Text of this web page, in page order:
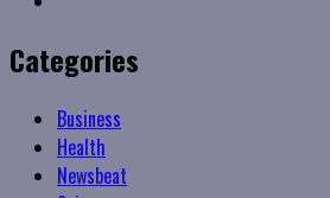
Categories
Business
Health
Newsbeat